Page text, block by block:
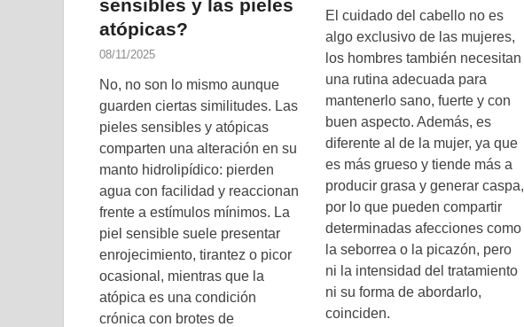
sensibles y las pieles
atópicas?
08/11/2025
No, no son lo mismo aunque
guarden ciertas similitudes. Las
pieles sensibles y atópicas
comparten una alteración en su
manto hidrolipídico: pierden
agua con facilidad y reaccionan
frente a estímulos mínimos. La
piel sensible suele presentar
enrojecimiento, tirantez o picor
ocasional, mientras que la
atópica es una condición
crónica con brotes de
El cuidado del cabello no es
algo exclusivo de las mujeres,
los hombres también necesitan
una rutina adecuada para
mantenerlo sano, fuerte y con
buen aspecto. Además, es
diferente al de la mujer, ya que
es más grueso y tiende más a
producir grasa y generar caspa,
por lo que pueden compartir
determinadas afecciones como
la seborrea o la picazón, pero
ni la intensidad del tratamiento
ni su forma de abordarlo,
coinciden.